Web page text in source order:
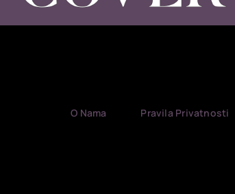
O Nama Pravila Privatnosti